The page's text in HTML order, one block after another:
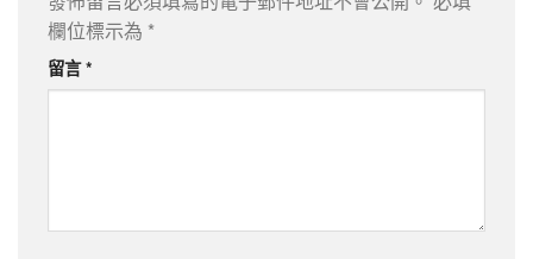
欄位標示為 *
留言*